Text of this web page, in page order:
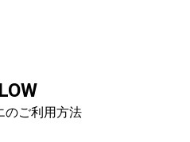
のご利用方法